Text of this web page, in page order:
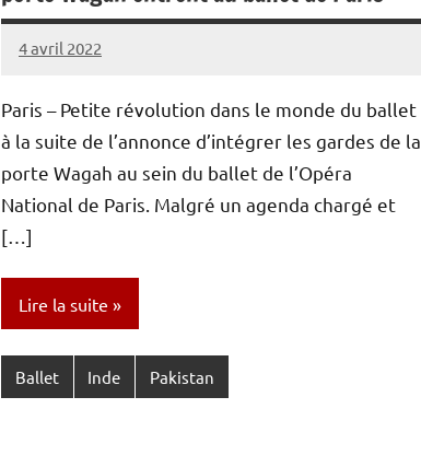
4 avril 2022
Caporal
1
Paris – Petite révolution dans le monde du ballet
à la suite de l’annonce d’intégrer les gardes de la
porte Wagah au sein du ballet de l’Opéra
National de Paris. Malgré un agenda chargé et
[…]
Lire la suite
Ballet Inde Pakistan